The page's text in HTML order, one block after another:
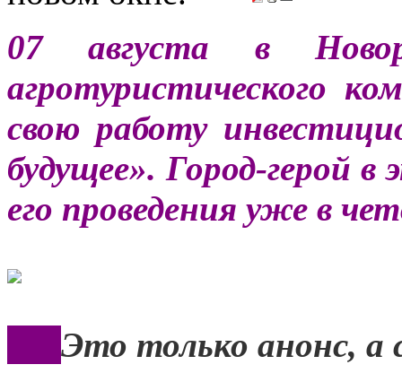
07 августа в
агротуристического
свою работу
будущее». Город-герой
его проведения уже в
Это только анонс, а